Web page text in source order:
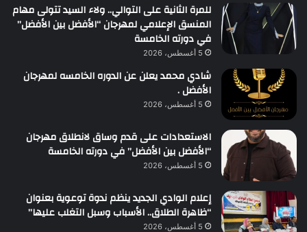
للمرة الثانية على التوالي.. ولاء السيد تتولى مهام
المنسق الإعلامي لمهرجان “الأفضل بين الأفضل”
في دورته الخامسة
5 أغسطس، 2026
شادي محمد يعلن عن الدوره الخامسه لمهرجان
الأفضل .
5 أغسطس، 2026
الاستعدادات على قدم وساق لانطلاق مهرجان
“الأفضل بين الأفضل” في دورته الخامسة
5 أغسطس، 2026
إعلام الوادي الجديد ينظم ندوة توعوية بعنوان
“ظاهرة الطلاق.. الأسباب وسبل التغلب عليها”
5 أغسطس، 2026